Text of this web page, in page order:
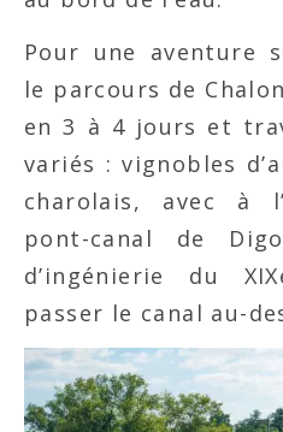
Pour une aventure
le parcours de
en 3 à 4 jours et
variés : vignobles
charolais, avec à
pont-canal de
d’ingénierie du
passer le canal au-